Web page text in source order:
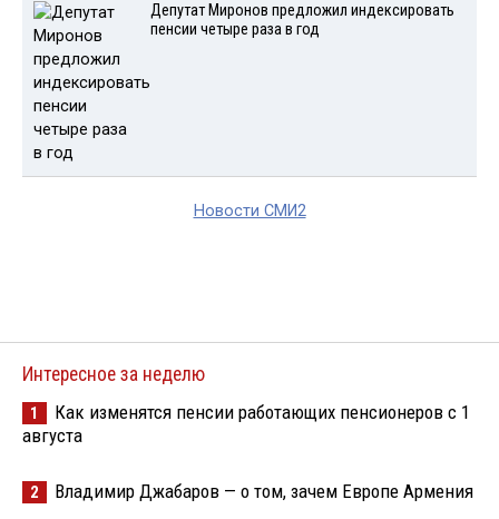
Депутат Миронов предложил индексировать
пенсии четыре раза в год
Новости СМИ2
Интересное за неделю
1
Как изменятся пенсии работающих пенсионеров с 1
августа
2 Владимир Джабаров — о том, зачем Европе Армения